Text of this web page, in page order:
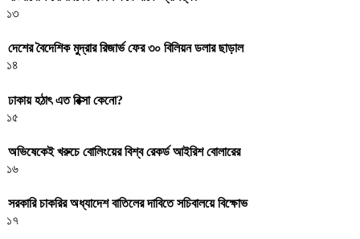
১৩
দেশের বৈদেশিক মুদ্রার রিজার্ভ ফের ৩০ বিলিয়ন ডলার ছাড়াল
১৪
ঢাকায় হঠাৎ এত রিক্সা কেনো?
১৫
অভিষেকেই খরুচে বোলিংয়ের বিশ্ব রেকর্ড আইরিশ বোলারের
১৬
সরকারি চাকরির অধ্যাদেশ বাতিলের দাবিতে সচিবালয়ে বিক্ষোভ
১৭